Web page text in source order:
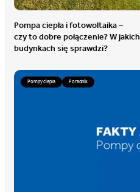
Pompa ciepła i fotowoltaika –
czy to dobre połączenie? W jakich
budynkach się sprawdzi?
Pompy ciepła Poradnik